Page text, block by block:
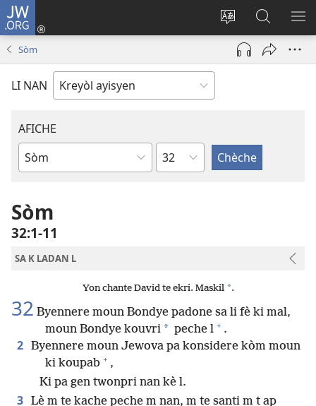
JW.ORG
Chanje
lang
sit
Konekte
(opens
window)
Fè
rechèch
sou
Sòm
LI NAN
AFICHE
Liv
chapit
Sòm
32​:​1-11
SA K LADAN L
Yon chante David te ekri. Maskil *.
32 Byennere moun Bondye padone sa li fè ki mal,
moun Bondye kouvri * peche l + .
2 Byennere moun Jewova pa konsidere kòm moun
ki koupab + ,
Ki pa gen twonpri nan kè l.
3 Lè m te kache peche m nan, m te santi m t ap